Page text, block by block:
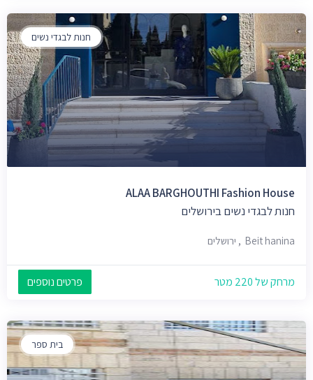
חנות לבגדי נשים
ALAA BARGHOUTHI Fashion House
חנות לבגדי נשים בירושלים
Beit hanina, ירושלים
מרחק של 220 מטר פרטים נוספים
בית ספר